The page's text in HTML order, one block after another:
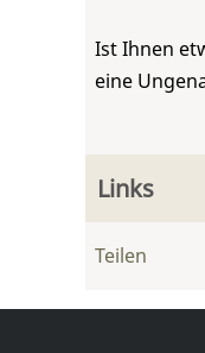
Ist Ihnen
eine
Links
Teilen